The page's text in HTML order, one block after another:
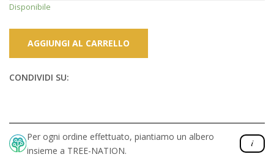
Disponibile
AGGIUNGI AL CARRELLO
CONDIVIDI SU:
Per ogni ordine effettuato, piantiamo un albero
insieme a TREE-NATION.